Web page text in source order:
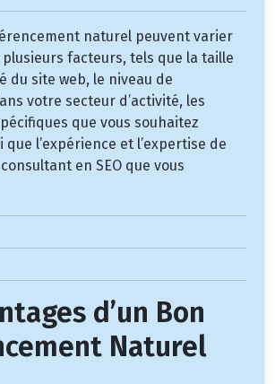
naturel peuvent varier
facteurs, tels que la taille
du site web, le niveau de
votre secteur d’activité, les
que vous souhaitez
l’expérience et l’expertise de
en SEO que vous
d’un Bon
Naturel